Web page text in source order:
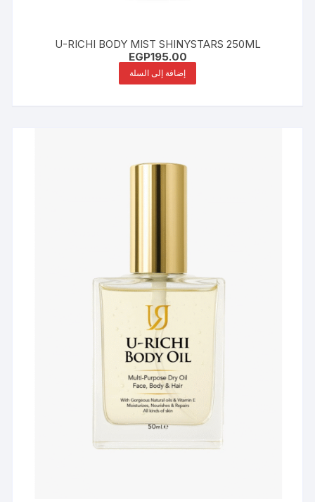
U-RICHI BODY MIST SHINYSTARS 250ML
EGP195.00
إضافة إلى السلة